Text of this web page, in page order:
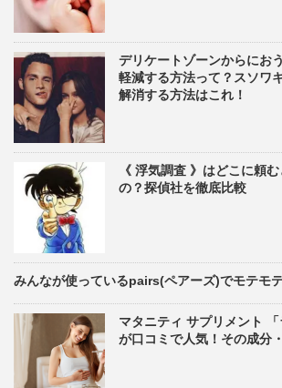
デリケートゾーンからにお
軽減する方法って？スソワ
解消する方法はこれ！
《 浮気調査 》はどこに頼
の？探偵社を徹底比較
みんなが使っているpairs(ペアーズ)でモテモ
マタニティ サプリメント 「
が口コミで人気！その成分